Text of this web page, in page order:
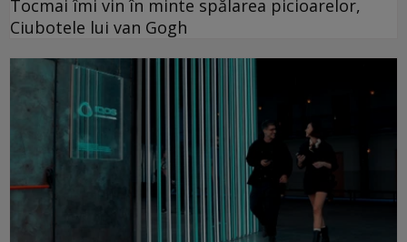
Tocmai îmi vin în minte spălarea picioarelor,
Ciubotele lui van Gogh